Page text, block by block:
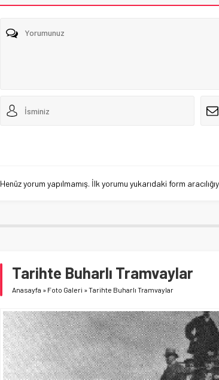
Henüz yorum yapılmamış. İlk yorumu yukarıdaki form
Tarihte Buharlı Tramvaylar
Anasayfa » Foto Galeri »Tarihte Buharlı Tramvaylar